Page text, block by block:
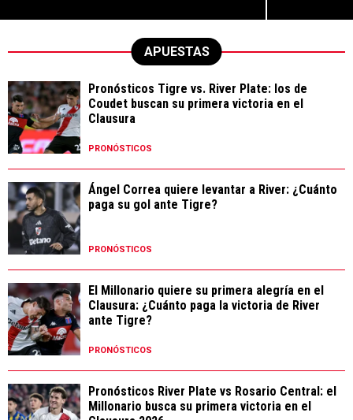
APUESTAS
Pronósticos Tigre vs. River Plate: los de
Coudet buscan su primera victoria en el
Clausura
PRONÓSTICOS
Ángel Correa quiere levantar a River: ¿Cuánto
paga su gol ante Tigre?
PRONÓSTICOS
El Millonario quiere su primera alegría en el
Clausura: ¿Cuánto paga la victoria de River
ante Tigre?
PRONÓSTICOS
Pronósticos River Plate vs Rosario Central: el
Millonario busca su primera victoria en el